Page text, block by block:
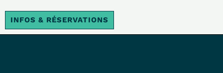
INFOS & RÉSERVATIONS